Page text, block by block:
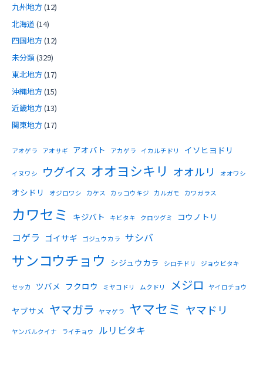
九州地方(12)
北海道 (14)
四国地方(12)
未分類(329)
東北地方(17)
沖縄地方(15)
近畿地方(13)
関東地方(17)
アオゲラ アオサギ アオバト アカゲラ イカルチドリ イソヒヨドリ
イヌワシ ウグイス オオヨシキリ オオルリ オオワシ
オシドリ オジロワシ カケス カッコウキジ カルガモ カワガラス
カワセミ キジバト キビタキ クロツグミ コウノトリ
コゲラ ゴイサギ ゴジュウカラ サシバ
サンコウチョウ シジュウカラ シロチドリ ジョウビタキ
セッカ ツバメ フクロウ ミヤコドリ ムクドリ メジロ ヤイロチョウ
ヤブサメ ヤマガラ ヤマゲラ ヤマセミ ヤマドリ
ヤンバルクイナ ライチョウ ルリビタキ